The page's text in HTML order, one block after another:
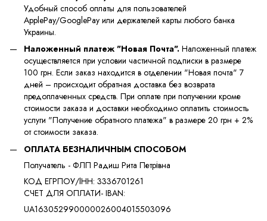
Удобный способ оплаты для пользователей
ApplePay/GooglePay или держателей карты любого банка
Украины.
Наложенный платеж "Новая Почта". Наложенный платеж
осуществляется при условии частичной подписки в размере
100 грн. Если заказ находится в отделении "Новая почта" 7
дней – происходит обратная доставка без возврата
предоплаченных средств. При оплате при получении кроме
стоимости заказа и доставки необходимо оплатить стоимость
услуги "Получение обратного платежа" в размере 20 грн + 2%
от стоимости заказа.
ОПЛАТА БЕЗНАЛИЧНЫМ СПОСОБОМ
Получатель - ФЛП Радиш Рита Петрівна
КОД ЕГРПОУ/ІНН: 3336701261
​​СЧЕТ ДЛЯ ОПЛАТИ- IBAN:
UA163052990000026004015503096